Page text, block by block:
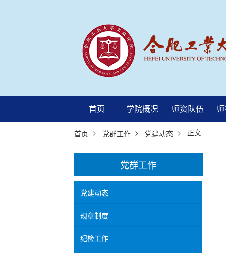
首页 学院概况 师资队伍
首页 > 党群工作> 党建动态> 正文
党群工作
党建动态
规章制度
纪检工作